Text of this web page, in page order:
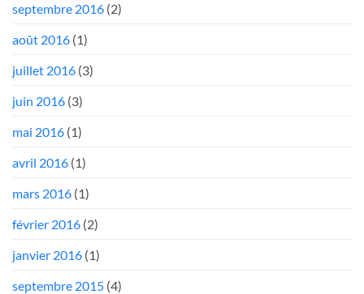
septembre 2016 (2)
août 2016 (1)
juillet 2016 (3)
juin 2016 (3)
mai 2016 (1)
avril 2016 (1)
mars 2016 (1)
février 2016 (2)
janvier 2016 (1)
septembre 2015 (4)